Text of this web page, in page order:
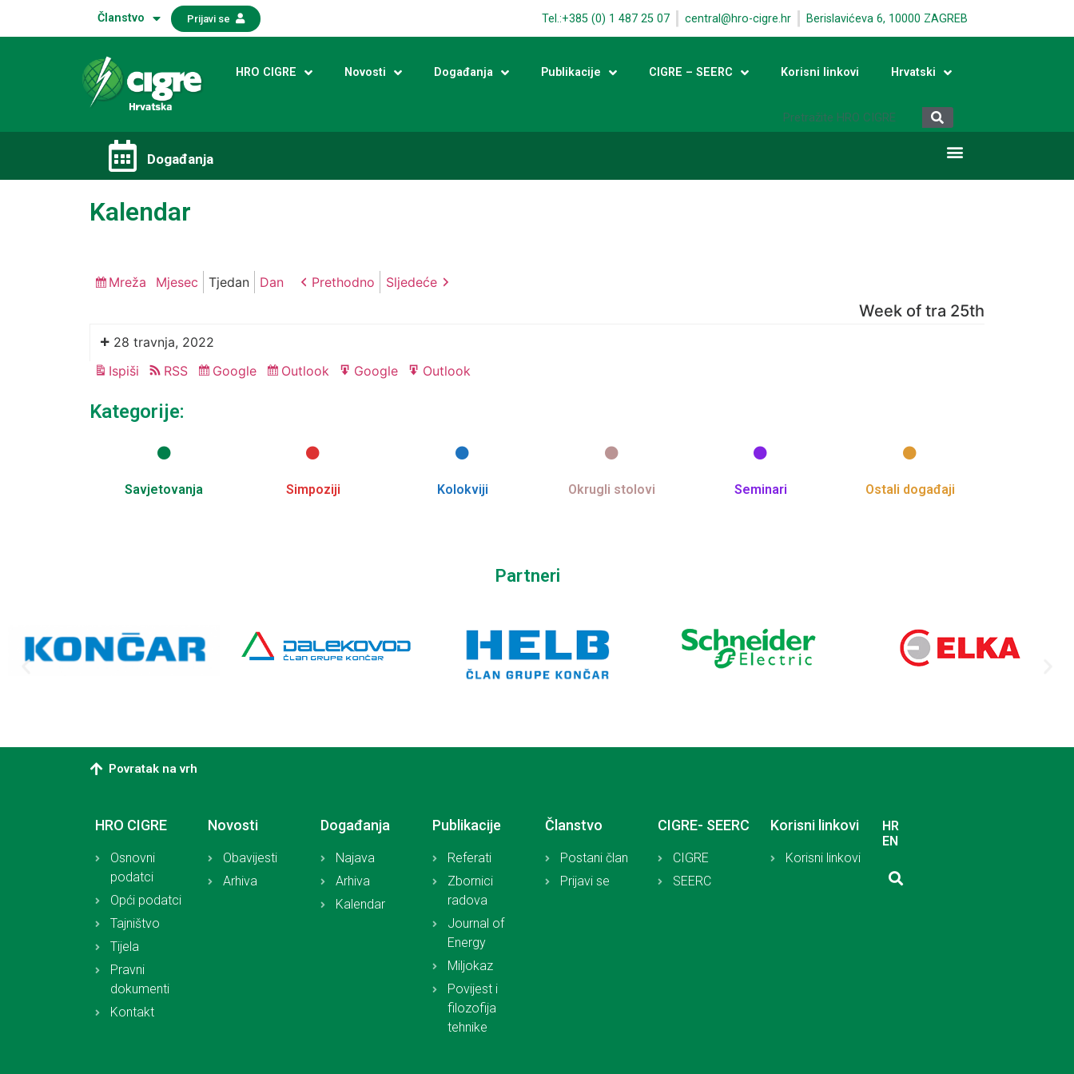
Članstvo Prijavi se Tel.:+385 (0) 1 487 25 07 central@hro-cigre.hr Berislavićeva 6, 10000 ZAGREB
HRO CIGRE Novosti Događanja Publikacije CIGRE – SEERC Korisni linkovi Hrvatski
Događanja​
Kalendar
Pregledaj
Mreža Mjesec Tjedan Dan Prethodno Sljedeće
Week of tra 25th
28 travnja, 2022
Ispiši
Pregled
RSS
Subscribe
Google
Subscribe
Outlook
Export
Google
Export
Outlook
Kategorije:
Savjetovanja Simpoziji Kolokviji Okrugli stolovi Seminari Ostali događaji
Partneri
Povratak na vrh
HRO CIGRE
Osnovni
podatci
Opći podatci
Tajništvo
Tijela
Pravni
dokumenti
Kontakt
Novosti
Obavijesti
Arhiva
Događanja
Najava
Arhiva
Kalendar
Publikacije
Referati
Zbornici
radova
Journal of
Energy
Miljokaz
Povijest i
filozofija
tehnike
Članstvo
Postani član
Prijavi se
CIGRE- SEERC
CIGRE
SEERC
Korisni linkovi
Korisni linkovi
HR
EN